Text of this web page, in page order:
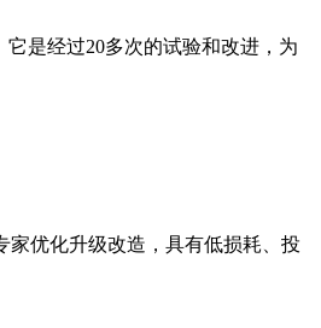
是经过20多次的试验和改进，为
家优化升级改造，具有低损耗、投